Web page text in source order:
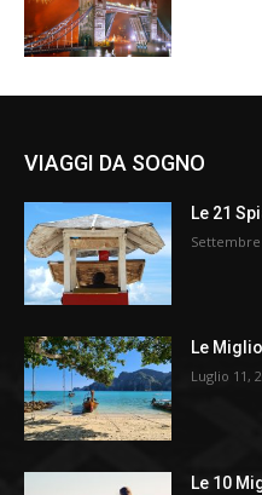
VIAGGI DA SOGNO
Le 21
Settembre
Le
Luglio 11,
Le 10